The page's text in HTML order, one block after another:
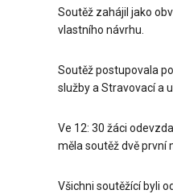
Soutěž zahájil jako
vlastního návrhu.
Soutěž postupovala
služby a Stravovací a
Ve 12: 30 žáci
měla soutěž dvě první
Všichni soutěžící byli